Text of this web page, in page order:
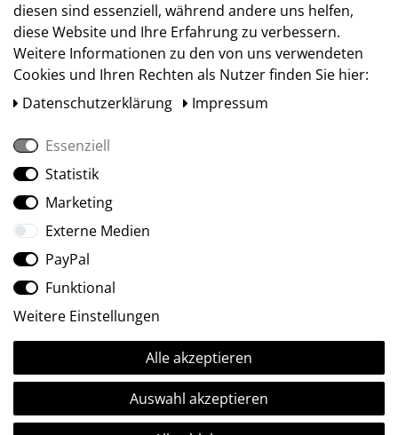
Social Media
Ⓒ2009-2026 ARTland GmbH • Alle Rechte vorbehalten.
diesen sind essenziell, während andere uns helfen,
diese Website und Ihre Erfahrung zu verbessern.
Weitere Informationen zu den von uns verwendeten
Cookies und Ihren Rechten als Nutzer finden Sie hier:
Daten­schutz­erklärung
Impressum
Essenziell
Statistik
Marketing
Externe Medien
PayPal
Funktional
Weitere Einstellungen
Alle akzeptieren
Auswahl akzeptieren